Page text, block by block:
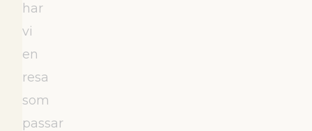
har
vi
en
resa
som
passar